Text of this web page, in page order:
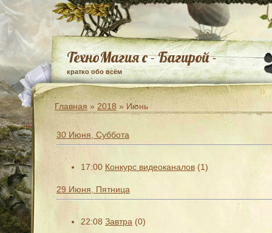
ТехноМагия с - Багирой -
кратко обо всём
Главная » 2018 » Июнь
30 Июня, Суббота
17:00 Конкурс видеоканалов (1)
29 Июня, Пятница
22:08 Завтра (0)